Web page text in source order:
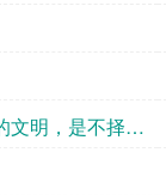
文明，是不择手